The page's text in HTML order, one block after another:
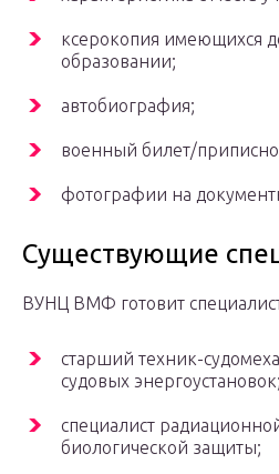
ксерокопия имеющихся
образовании;
автобиография;
военный билет/
фотографии на
Существующие
ВУНЦ ВМФ готовит
старший техник-
судовых энергоустановок;
специалист
биологической защиты;